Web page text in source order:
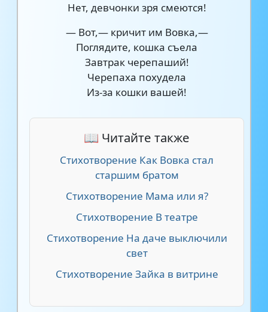
Нет, девчонки зря смеются!
— Вот,— кричит им Вовка,—
Поглядите, кошка съела
Завтрак черепаший!
Черепаха похудела
Из-за кошки вашей!
📖 Читайте также
Стихотворение Как Вовка стал
старшим братом
Стихотворение Мама или я?
Стихотворение В театре
Стихотворение На даче выключили
свет
Стихотворение Зайка в витрине